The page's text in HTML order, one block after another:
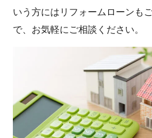
いう方にはリフォームローンも
で、お気軽にご相談ください。